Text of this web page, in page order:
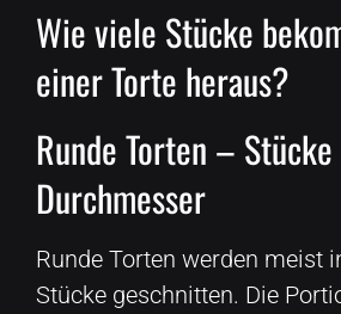
Wie viele Stücke
einer Torte heraus?
Runde Torten –
Durchmesser
Runde Torten werden meist
Stücke geschnitten. Die